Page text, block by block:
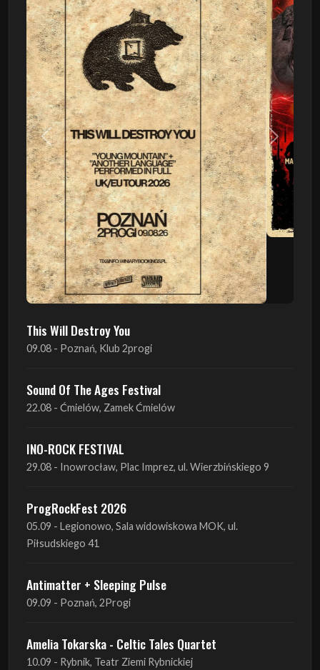
Poprzedni Następny
This Will Destroy You
09.08 - Poznań, Klub 2progi
Sound Of The Ages Festival
22.08 - Ćmielów, Zamek Ćmielów
INO-ROCK FESTIVAL
29.08 - Inowrocław, Plac Imprez, ul. Wierzbińskiego 9
ProgRockFest 2026
Antimatter + Sleeping Pulse
09.09 - Poznań, 2Progi
Amelia Tokarska - Celtic Tales Quartet
10.09 - Rybnik, Teatr Ziemi Rybnickiej
Antimatter + Sleeping Pulse